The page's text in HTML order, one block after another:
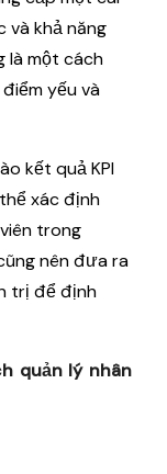
và khả năng
là một cách
yếu và
kết quả KPI
xác định
trong
nên đưa ra
trị để định
quản lý nhân